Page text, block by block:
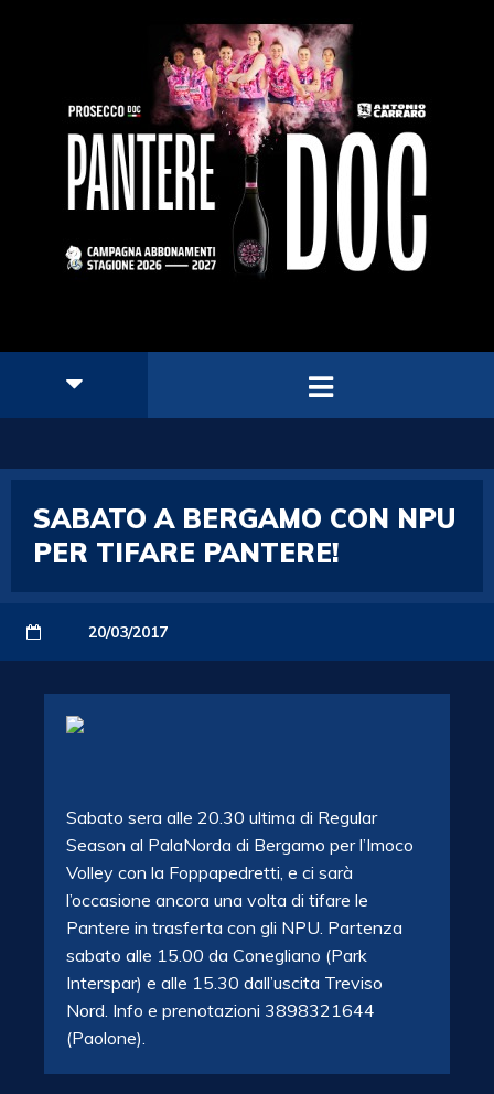
SABATO A BERGAMO CON NPU
PER TIFARE PANTERE!
20/03/2017
Sabato sera alle 20.30 ultima di Regular
Season al PalaNorda di Bergamo per l’Imoco
Volley con la Foppapedretti, e ci sarà
l’occasione ancora una volta di tifare le
Pantere in trasferta con gli NPU. Partenza
sabato alle 15.00 da Conegliano (Park
Interspar) e alle 15.30 dall’uscita Treviso
Nord. Info e prenotazioni 3898321644
(Paolone).